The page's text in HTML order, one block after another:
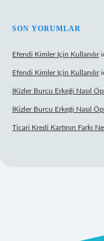
SON YORUMLAR
Efendi Kimler Için Kullanılır
Efendi Kimler Için Kullanılır
İKizler Burcu Erkeği Nasıl
İKizler Burcu Erkeği Nasıl
Ticari Kredi Kartının Farkı